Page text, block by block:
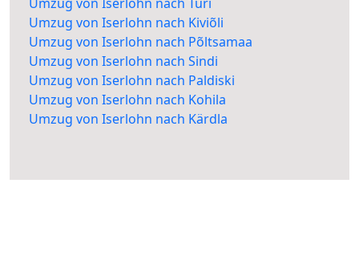
Umzug von Iserlohn nach Kiviõli
Umzug von Iserlohn nach Põltsamaa
Umzug von Iserlohn nach Sindi
Umzug von Iserlohn nach Paldiski
Umzug von Iserlohn nach Kohila
Umzug von Iserlohn nach Kärdla